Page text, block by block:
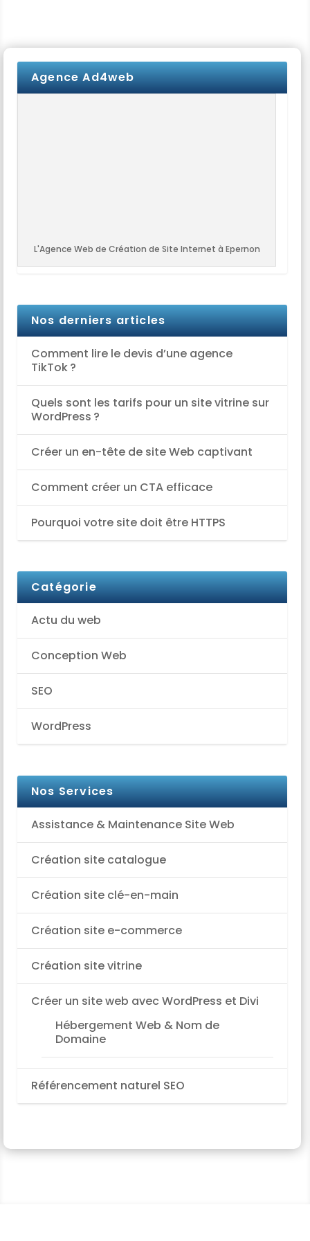
Agence Ad4web
L'Agence Web de Création de Site Internet à Epernon
Nos derniers articles
Comment lire le devis d’une agence
TikTok ?
Quels sont les tarifs pour un site vitrine sur
WordPress ?
Créer un en-tête de site Web captivant
Comment créer un CTA efficace
Pourquoi votre site doit être HTTPS
Catégorie
Actu du web
Conception Web
SEO
WordPress
Nos Services
Assistance & Maintenance Site Web
Création site catalogue
Création site clé-en-main
Création site e-commerce
Création site vitrine
Créer un site web avec WordPress et Divi
Hébergement Web & Nom de
Domaine
Référencement naturel SEO